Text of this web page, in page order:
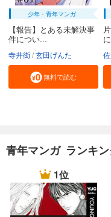
少年・青年マンガ
【報告】とある未解決事
件につい...
寺井衒 玄田げんた
無料で読む
青年マンガ ランキ
1位